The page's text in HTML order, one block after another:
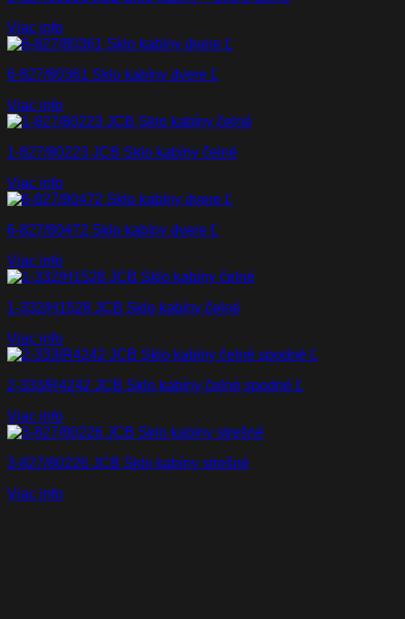
Viac info
6-827/80361 Sklo kabíny dvere Ľ
Viac info
1-827/80223 JCB Sklo kabíny čelné
Viac info
6-827/80472 Sklo kabíny dvere Ľ
Viac info
1-332/H1528 JCB Sklo kabíny čelné
Viac info
2-333/R4242 JCB Sklo kabíny čelné spodné Ľ
Viac info
3-827/80226 JCB Sklo kabíny strešné
Viac info